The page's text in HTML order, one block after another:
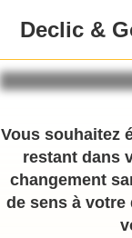
Declic &
Vous souhaitez
restant dans
changement
de sens à